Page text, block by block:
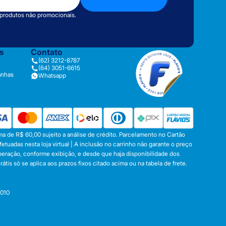
não promocionais.
Contato
(62) 3212-8787
(64) 3051-6615
Whatsapp
de R$ 60,00 sujeito a análise de crédito. Parcelamento no Cartão
nesta loja virtual | A inclusão no carrinho não garante o preço
conforme exibição, e desde que haja disponibilidade dos
só se aplica aos prazos fixos citado acima ou na tabela de frete.